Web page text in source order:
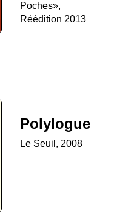
Poches»,
Réédition 2013
Polylogue
Le Seuil, 2008